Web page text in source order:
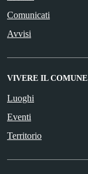
Comunicati
Avvisi
VIVERE IL COMUNE
Luoghi
Eventi
Territorio